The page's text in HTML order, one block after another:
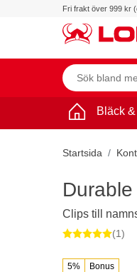
Fri frakt över 999 kr
Bläck
Startsida
5% Bonus
Clips till
(1)